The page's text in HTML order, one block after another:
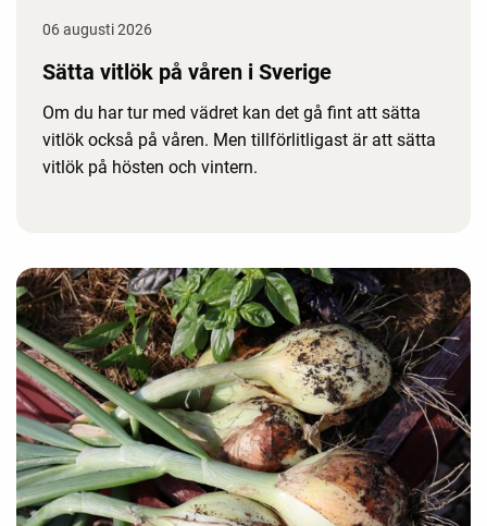
06 augusti 2026
Sätta vitlök på våren i Sverige
Om du har tur med vädret kan det gå fint att sätta
vitlök också på våren. Men tillförlitligast är att sätta
vitlök på hösten och vintern.